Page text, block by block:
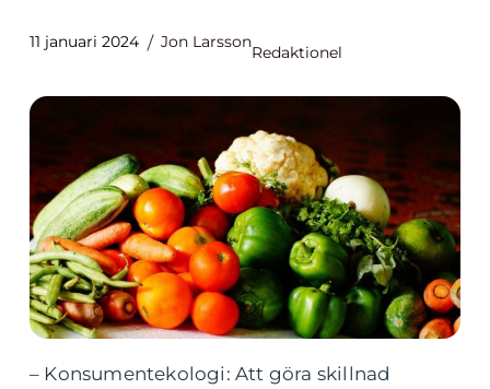
11 januari 2024 Jon Larsson
Redaktionel
– Konsumentekologi: Att göra skillnad